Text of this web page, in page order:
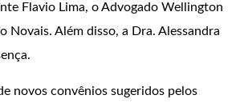
Flavio Lima, o Advogado Wellington
Além disso, a Dra. Alessandra
novos convênios sugeridos pelos